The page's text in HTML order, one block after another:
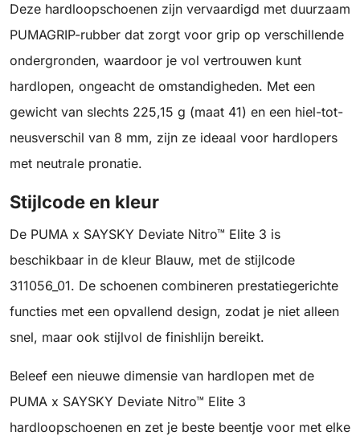
Deze hardloopschoenen zijn vervaardigd met duurzaam
PUMAGRIP-rubber dat zorgt voor grip op verschillende
ondergronden, waardoor je vol vertrouwen kunt
hardlopen, ongeacht de omstandigheden. Met een
gewicht van slechts 225,15 g (maat 41) en een hiel-tot-
neusverschil van 8 mm, zijn ze ideaal voor hardlopers
met neutrale pronatie.
Stijlcode en kleur
De PUMA x SAYSKY Deviate Nitro™ Elite 3 is
beschikbaar in de kleur Blauw, met de stijlcode
311056_01. De schoenen combineren prestatiegerichte
functies met een opvallend design, zodat je niet alleen
snel, maar ook stijlvol de finishlijn bereikt.
Beleef een nieuwe dimensie van hardlopen met de
PUMA x SAYSKY Deviate Nitro™ Elite 3
hardloopschoenen en zet je beste beentje voor met elke